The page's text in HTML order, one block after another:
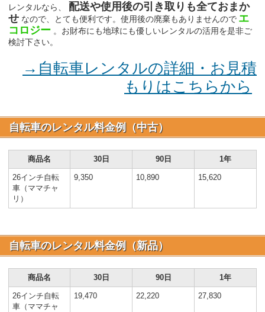
レンタルなら、
配送や使用後の引き取りも全ておまか
せ なので、とても便利です。使用後の廃棄もありませんので エ
コロジー 。お財布にも地球にも優しいレンタルの活用を是非ご
検討下さい。
→自転車レンタルの詳細・お見積
もりはこちらから
自転車のレンタル料金例（中古）
商品名 30日 90日 1年
26インチ自転
車（ママチャ
リ）
9,350 10,890 15,620
自転車のレンタル料金例（新品）
商品名 30日 90日 1年
26インチ自転
車（ママチャ
19,470 22,220 27,830